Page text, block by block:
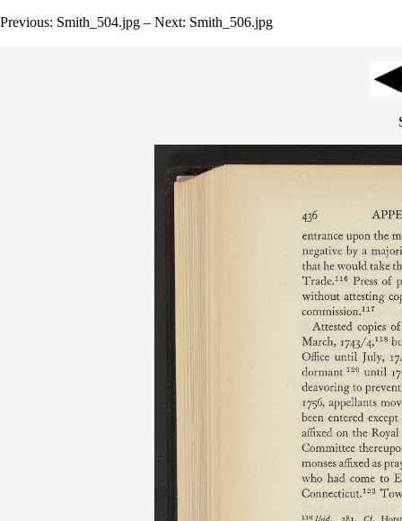
Previous: Smith_504.jpg – Next: Smith_506.jpg